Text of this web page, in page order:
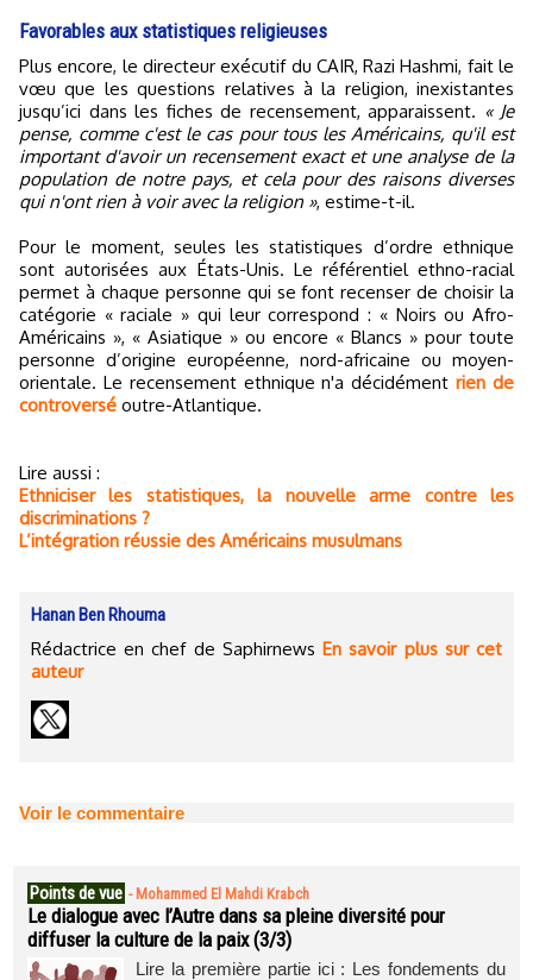
Favorables aux statistiques religieuses
Plus encore, le directeur exécutif du CAIR, Razi Hashmi, fait le
vœu que les questions relatives à la religion, inexistantes
jusqu’ici dans les fiches de recensement, apparaissent. « Je
pense, comme c'est le cas pour tous les Américains, qu'il est
important d'avoir un recensement exact et une analyse de la
population de notre pays, et cela pour des raisons diverses
qui n'ont rien à voir avec la religion », estime-t-il.
Pour le moment, seules les statistiques d’ordre ethnique
sont autorisées aux États-Unis. Le référentiel ethno-racial
permet à chaque personne qui se font recenser de choisir la
catégorie « raciale » qui leur correspond : « Noirs ou Afro-
Américains », « Asiatique » ou encore « Blancs » pour toute
personne d’origine européenne, nord-africaine ou moyen-
orientale. Le recensement ethnique n'a décidémentrien de
controversé outre-Atlantique.
Lire aussi :
Ethniciser les statistiques, la nouvelle arme contre les
discriminations ?
L’intégration réussie des Américains musulmans
Hanan Ben Rhouma
Rédactrice en chef de SaphirnewsEn savoir plus sur cet
auteur
Voir le commentaire
Points de vue - Mohammed El Mahdi Krabch
Le dialogue avec l’Autre dans sa pleine diversité pour
diffuser la culture de la paix (3/3)
Lire la première partie ici : Les fondements du